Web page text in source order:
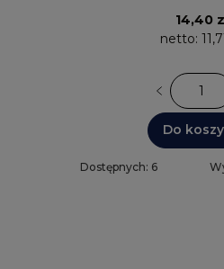
14,40
netto:
Do
Dostępnych: 6